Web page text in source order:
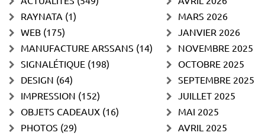
RAYNATA (1)
WEB (175)
MANUFACTURE ARSSANS (14)
SIGNALÉTIQUE (198)
DESIGN (64)
IMPRESSION (152)
OBJETS CADEAUX (16)
PHOTOS (29)
MARS 2026
JANVIER 2026
NOVEMBRE 2025
OCTOBRE 2025
SEPTEMBRE 2025
JUILLET 2025
MAI 2025
AVRIL 2025